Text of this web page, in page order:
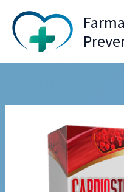
contenido